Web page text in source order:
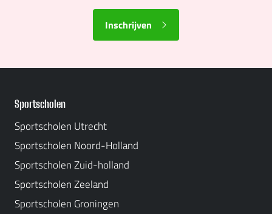
Inschrijven
Sportscholen
Sportscholen Utrecht
Sportscholen Noord-Holland
Sportscholen Zuid-holland
Sportscholen Zeeland
Sportscholen Groningen